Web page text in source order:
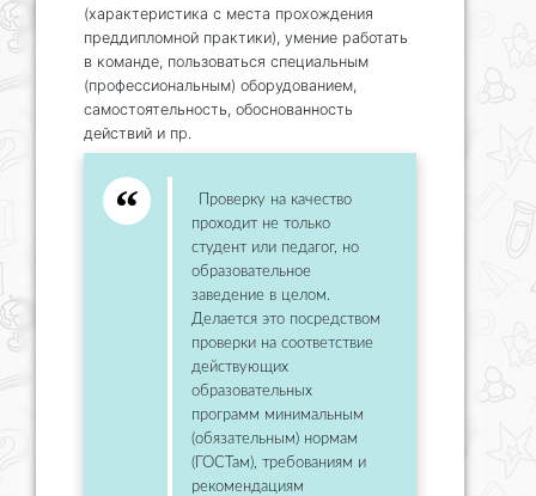
(характеристика с места прохождения
преддипломной практики), умение работать
в команде, пользоваться специальным
(профессиональным) оборудованием,
самостоятельность, обоснованность
действий и пр.
Проверку на качество
проходит не только
студент или педагог, но
образовательное
заведение в целом.
Делается это посредством
проверки на соответствие
действующих
образовательных
программ минимальным
(обязательным) нормам
(ГОСТам), требованиям и
рекомендациям